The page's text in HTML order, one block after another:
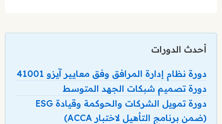
أحدث الدورات
دورة نظام إدارة المرافق وفق معايير آيزو 41001
دورة تصميم شبكات الجهد المتوسط
دورة تمويل الشركات والحوكمة وقيادة ESG
(ضمن برنامج التأهيل لاختبار ACCA)